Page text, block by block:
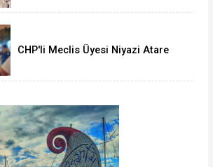
CHP'li Meclis Üyesi Niyazi Atare